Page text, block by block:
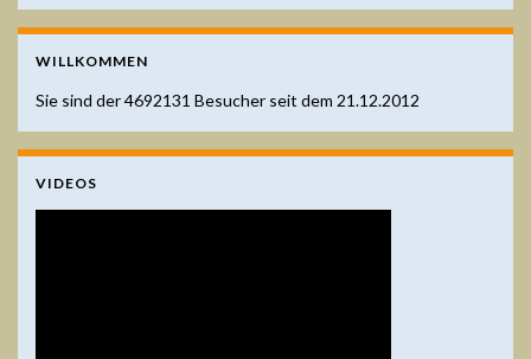
WILLKOMMEN
Sie sind der4692131 Besucher seit dem 21.12.2012
VIDEOS